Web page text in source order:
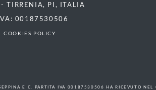
TIRRENIA, PI, ITALIA
00187530506
COOKIES POLICY
E C. PARTITA IVA 00187530506 HA RICEVUTO NEL